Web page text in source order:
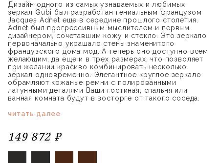
Дизайн одного из самых узнаваемых и любимых
зеркал Gubi был разработан гениальным французом
Jacques Adnet еще в середине прошлого столетия.
Adnet был прогрессивным мыслителем и первым
дизайнером, сочетавшим кожу и стекло. Это зеркало
первоначально украшало стены знаменитого
французского дома мод. А теперь оно доступно всем
желающим, да еще и в трех размерах, что позволяет
при желании красиво комбинировать несколько
зеркал одновременно. Элегантное круглое зеркало
обрамляют кожаные ремни с полированными
латунными деталями Ваши гостиная, спальня или
ванная комната будут в восторге от такого соседа.
читать далее
149 872 ₽